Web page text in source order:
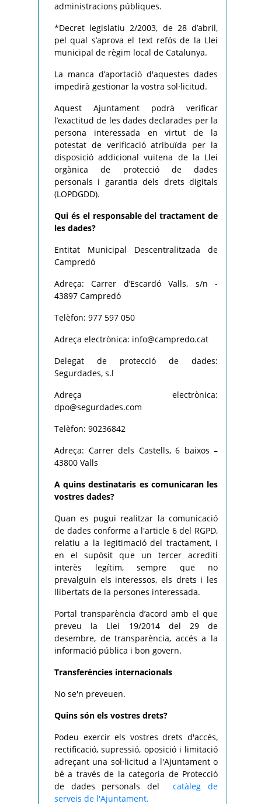
administracions públiques.
*Decret legislatiu 2/2003, de 28 d’abril,
pel qual s’aprova el text refós de la Llei
municipal de règim local de Catalunya.
La manca d’aportació d'aquestes dades
impedirà gestionar la vostra sol·licitud.
Aquest Ajuntament podrà verificar
l’exactitud de les dades declarades per la
persona interessada en virtut de la
potestat de verificació atribuïda per la
disposició addicional vuitena de la Llei
orgànica de protecció de dades
personals i garantia dels drets digitals
(LOPDGDD).
Qui és el responsable del tractament de
les dades?
Entitat Municipal Descentralitzada de
Campredó
Adreça: Carrer d’Escardó Valls, s/n -
43897 Campredó
Telèfon: 977 597 050
Adreça electrònica: info@campredo.cat
Delegat de protecció de dades:
Segurdades, s.l
Adreça electrònica:
dpo@segurdades.com
Telèfon: 90236842
Adreça: Carrer dels Castells, 6 baixos –
43800 Valls
A quins destinataris es comunicaran les
vostres dades?
Quan es pugui realitzar la comunicació
de dades conforme a l'article 6 del RGPD,
relatiu a la legitimació del tractament, i
en el supòsit que un tercer acrediti
interès legítim, sempre que no
prevalguin els interessos, els drets i les
llibertats de la persones interessada.
Portal transparència d’acord amb el que
preveu la Llei 19/2014 del 29 de
desembre, de transparència, accés a la
informació pública i bon govern.
Transferències internacionals
No se'n preveuen.
Quins són els vostres drets?
Podeu exercir els vostres drets d'accés,
rectificació, supressió, oposició i limitació
adreçant una sol·licitud a l'Ajuntament o
bé a través de la categoria de Protecció
de dades personals delcatàleg de
serveis de l'Ajuntament.